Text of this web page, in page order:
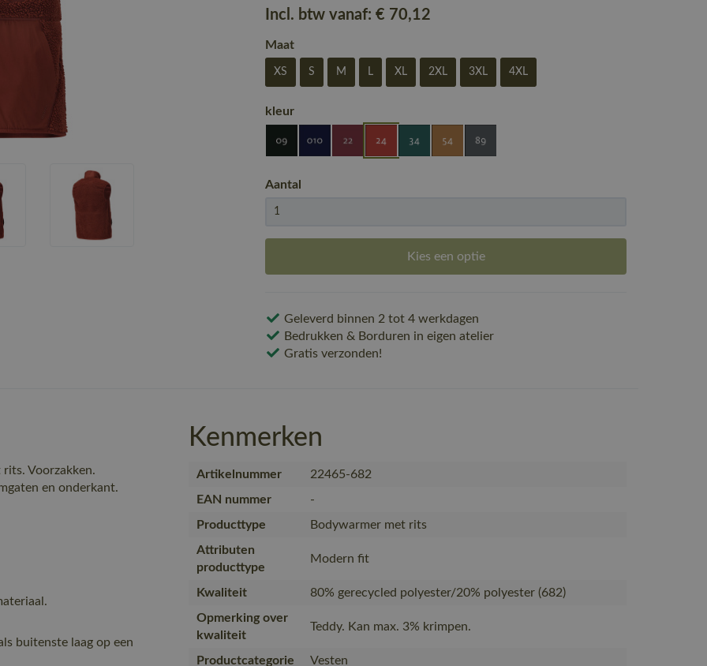
Incl. btw vanaf:€ 70,12
Maat
XS S M L XL 2XL 3XL 4XL
kleur
Aantal
Kies een optie
Geleverd binnen 2 tot 4 werkdagen
Bedrukken & Borduren in eigen atelier
Gratis verzonden!
Voorzakken.
en onderkant.
buitenste laag op een
Kenmerken
Artikelnummer
22465-682
EAN nummer
-
Producttype
Bodywarmer met rits
Attributen
producttype
Modern fit
Kwaliteit
80% gerecycled polyester/20% polyester (682)
Opmerking over
kwaliteit
Teddy. Kan max. 3% krimpen.
Productcategorie
Vesten